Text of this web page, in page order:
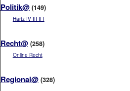
Politik@ (149)
Hartz IV III II I
Recht@ (258)
Online Recht
Regional@ (328)